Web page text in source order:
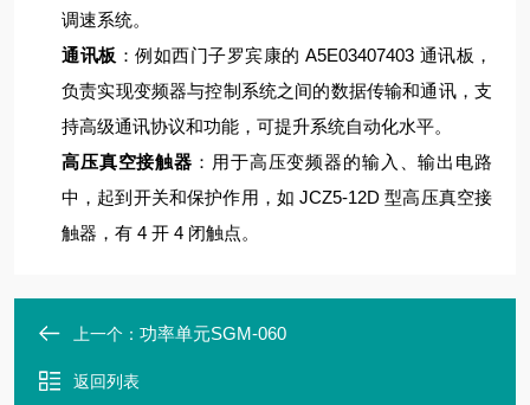
调速系统。
通讯板 ：例如西门子罗宾康的 A5E03407403 通讯板，
负责实现变频器与控制系统之间的数据传输和通讯，支
持高级通讯协议和功能，可提升系统自动化水平。
高压真空接触器 ：用于高压变频器的输入、输出电路
中，起到开关和保护作用，如 JCZ5-12D 型高压真空接
触器，有 4 开 4 闭触点。
上一个： 功率单元SGM-060
返回列表